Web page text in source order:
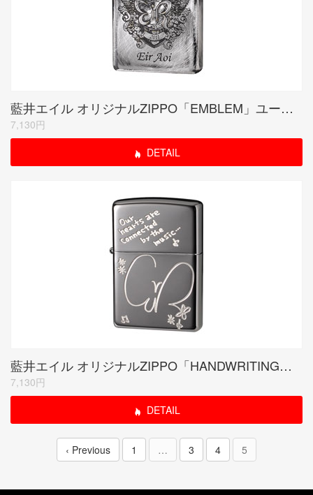
藍井エイル オリジナルZIPPO「EMBLEM」ユーズド
7,130円
DETAIL
藍井エイル オリジナルZIPPO「HANDWRITING」ブラックミラー
7,130円
DETAIL
‹ Previous 1 … 3 4 5